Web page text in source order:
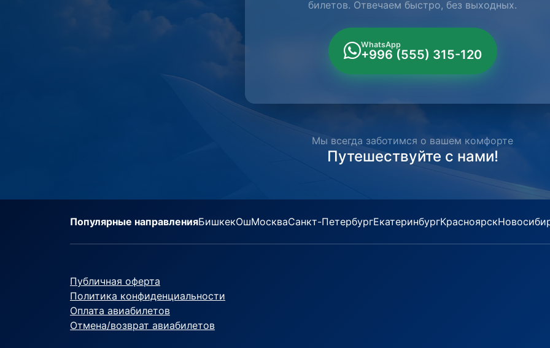
билетов. Отвечаем быстро, без выходных.
WhatsApp
+996 (555) 315-120
Мы всегда заботимся о вашем комфорте
Путешествуйте с нами!
Популярные направленияБишкекОшМоскваСанкт-ПетербургЕкатеринбургКрасноярск
Публичная оферта
Политика конфиденциальности
Оплата авиабилетов
Отмена/возврат авиабилетов